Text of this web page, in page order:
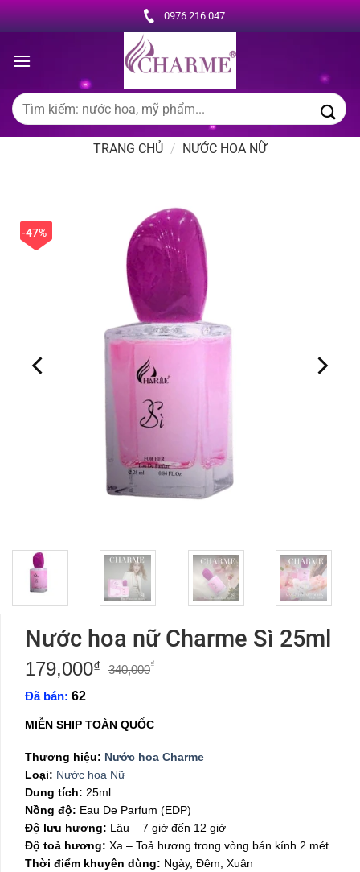
Chuyển
đến
dung
0976 216 047
Tìm
kiếm:
TRANG CHỦ / NƯỚC HOA NỮ
-47%
Nước hoa nữ Charme Sì 25ml
340,000₫
179,000₫
Đã bán: 62
MIỄN SHIP TOÀN QUỐC
Thương hiệu: Nước hoa Charme
Loại: Nước hoa Nữ
Dung tích: 25ml
Nồng độ: Eau De Parfum (EDP)
Độ lưu hương: Lâu – 7 giờ đến 12 giờ
Độ toả hương: Xa – Toả hương trong vòng bán kính 2 mét
Thời điểm khuyên dùng: Ngày, Đêm, Xuân